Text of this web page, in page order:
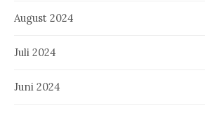
August 2024
Juli 2024
Juni 2024